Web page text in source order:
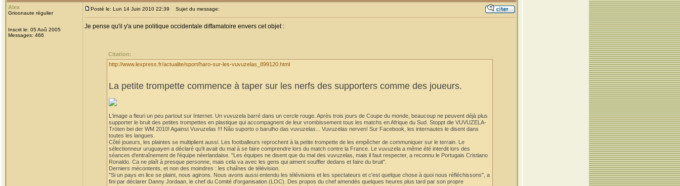
Alex
Grioonaute régulier
Inscrit le: 05 Aoû 2005
Messages: 466
Posté le: Lun 14 Juin 2010 22:39 Sujet du message:
Je pense qu'il y'a une politique occidentale diffamatoire envers cet objet :
Citation:
http://www.lexpress.fr/actualite/sport/haro-sur-les-vuvuzelas_899120.html
La petite trompette commence à taper sur les nerfs des supporters comme des joueurs.
L'image a fleuri un peu partout sur Internet. Un vuvuzela barré dans un cercle rouge. Après trois jours de Coupe du monde, beaucoup ne peuvent déjà plus
supporter le bruit des petites trompettes en plastique qui accompagnent de leur vrombissement tous les matchs en Afrique du Sud. Stoppt die VUVUZELA-
Tröten bei der WM 2010! Against Vuvuzelas !!! Não suporto o barulho das vuvuzelas... Vuvuzelas nerven! Sur Facebook, les internautes le disent dans
toutes les langues.
Côté joueurs, les plaintes se multiplient aussi. Les footballeurs reprochent à la petite trompette de les empêcher de communiquer sur le terrain. Le
sélectionneur uruguayen a déclaré qu'il avait du mal à se faire comprendre lors du match contre la France. Le vuvuzela a même été interdit lors des
séances d'entraînement de l'équipe néerlandaise. "Les équipes ne disent que du mal des vuvuzelas, mais il faut respecter, a reconnu le Portugais Cristiano
Ronaldo. Ca ne plaît à presque personne, mais cela va avec les gens qui aiment souffler dedans et faire du bruit".
Derniers mécontents, et non des moindres : les chaînes de télévision.
"Si un pays en lice se plaint, nous agirons. Nous avons aussi entendu les télévisions et les spectateurs et c'est quelque chose à quoi nous réfléchissons", a
fini par déclarer Danny Jordaan, le chef du Comité d'organisation (LOC). Des propos du chef amendés quelques heures plus tard par son propre